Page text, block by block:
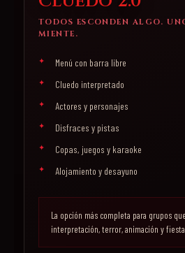
TODOS ESCONDEN ALGO.
MIENTE.
Menú con barra libre
Cluedo interpretado
Actores y personajes
Disfraces y pistas
Copas, juegos y karaoke
Alojamiento y desayuno
La opción más completa para grupos
interpretación, terror, animación y